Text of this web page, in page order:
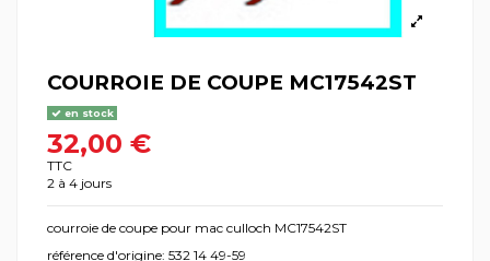
COURROIE DE COUPE MC17542ST
en stock
32,00 €
TTC
2 à 4 jours
courroie de coupe pour mac culloch MC17542ST
référence d'origine: 532 14 49-59